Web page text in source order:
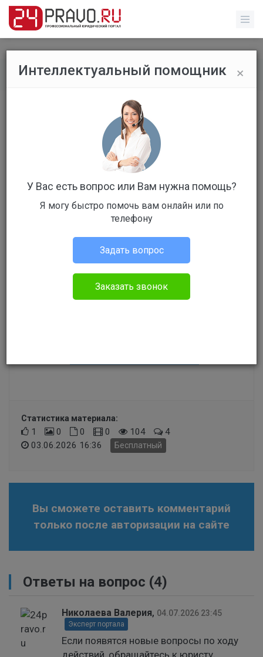
Все вопросы / Без указания категории
Здравствуйте.
Ответов: 4
Без указания категории
Здравствуйте.
Статистика материала:
1 0 0 0 104
4
03.06.2026 16:36
Бесплатный
Вы сможете оставить комментарий
только после авторизации на сайте
Ответы на вопрос (4)
Николаева Валерия, 04.07.2026 23:45
Эксперт портала
Если появятся новые вопросы по ходу
действий, обращайтесь к юристу,
×
Интеллектуальный помощник
У Вас есть вопрос или Вам нужна помощь?
Я могу быстро помочь вам онлайн или по
телефону
Задать вопрос
Заказать звонок